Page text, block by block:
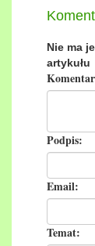
Nie ma
artykułu
Podpis:
Email:
Temat: